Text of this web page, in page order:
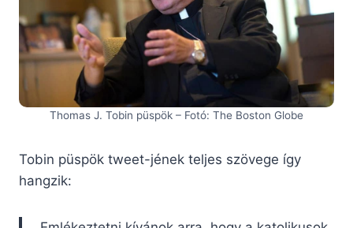
Thomas J. Tobin püspök – Fotó: The Boston Globe
Tobin püspök tweet-jének teljes szövege így
hangzik: